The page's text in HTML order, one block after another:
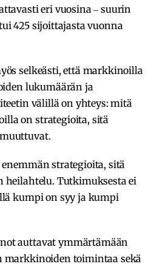
eri vuosina ‒ suurin
425 sijoittajasta vuonna
selkeästi, että markkinoilla
lukumäärän ja
välillä on yhteys: mitä
on strategioita, sitä
strategioita, sitä
heilahtelu. Tutkimuksesta ei
kumpi on syy ja kumpi
auttavat ymmärtämään
markkinoiden toimintaa sekä